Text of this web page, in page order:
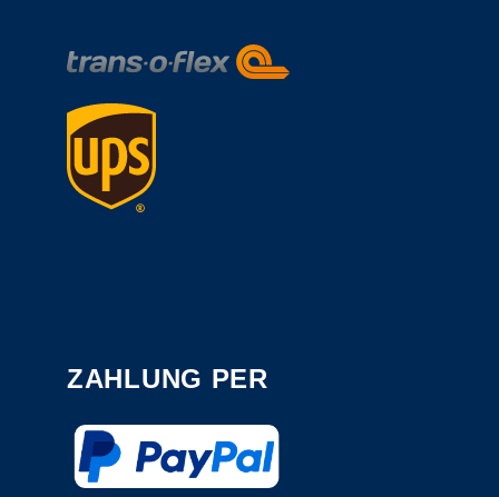
ZAHLUNG PER